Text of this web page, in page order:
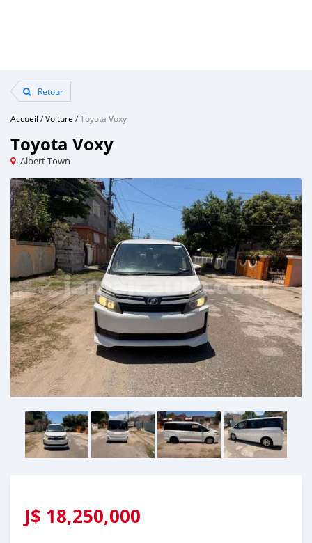
Retour
Accueil /Voiture /Toyota Voxy
Toyota Voxy
Albert Town
J$ 18,250,000